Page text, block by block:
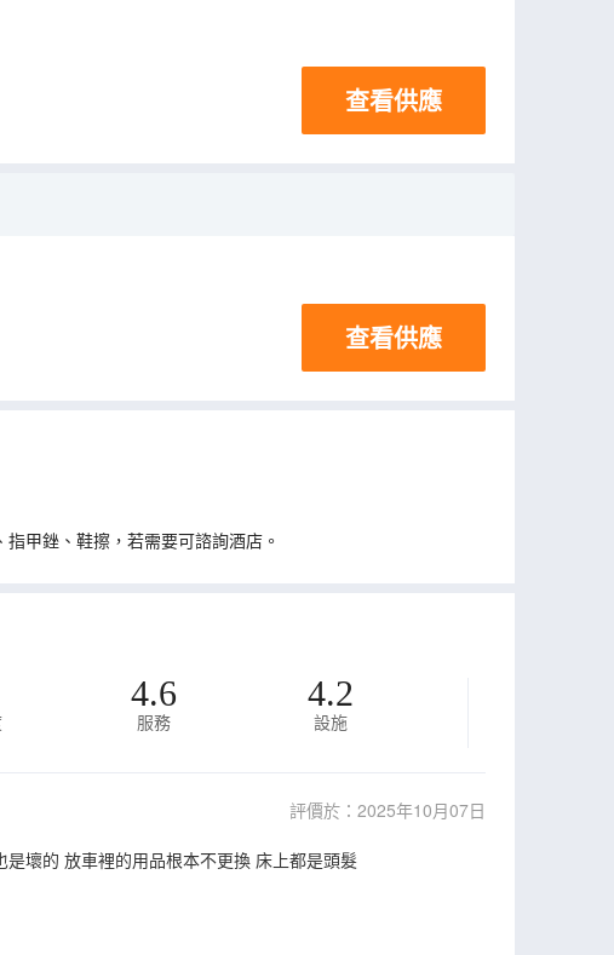
查看供應
查看供應
甲銼、鞋擦，若需要可諮詢酒店。
4.6
服務
4.2
設施
評價於：2025年10月07日
壞的 放車裡的用品根本不更換 床上都是頭髮